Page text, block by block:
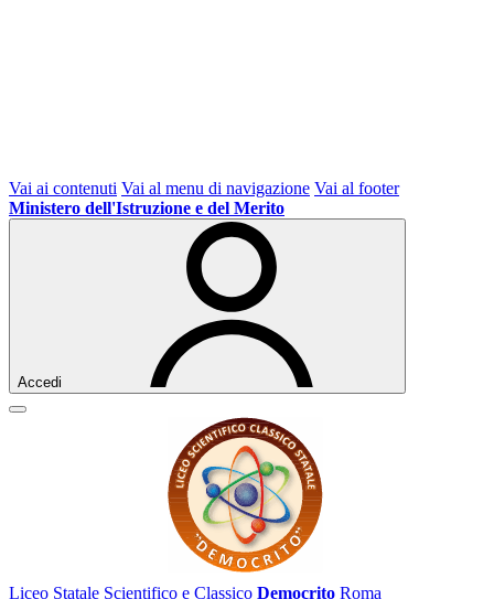
Vai ai contenuti Vai al menu di navigazione Vai al footer
Ministero dell'Istruzione e del Merito
Accedi
Liceo Statale Scientifico e Classico Democrito Roma